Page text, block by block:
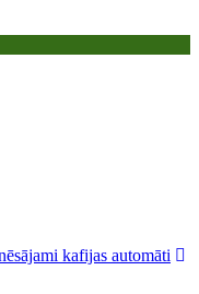
kafijas automāti